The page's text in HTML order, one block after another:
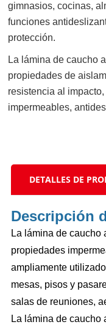
gimnasios, cocinas,
funciones
protección.
La lámina de caucho
propiedades de
resistencia al
impermeables,
DETALLES DE
Descripción
La lámina de caucho
propiedades
ampliamente
mesas, pisos y
salas de reuniones,
La lámina de caucho